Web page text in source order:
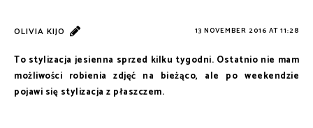
OLIVIA KIJO 13 NOVEMBER 2016 AT 11:28
To stylizacja jesienna sprzed kilku tygodni. Ostatnio nie mam
możliwości robienia zdjęć na bieżąco, ale po weekendzie
pojawi się stylizacja z płaszczem.